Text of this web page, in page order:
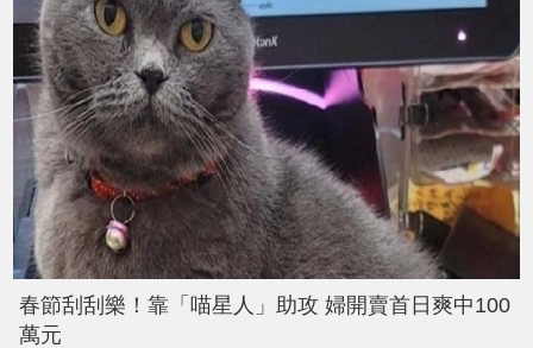
春節刮刮樂！靠「喵星人」助攻 婦開賣首日爽中100
萬元